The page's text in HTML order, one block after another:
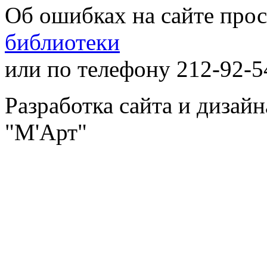
Об ошибках на сайте
библиотеки
или по телефону 212-92-
Разработка сайта и
"М'Арт"